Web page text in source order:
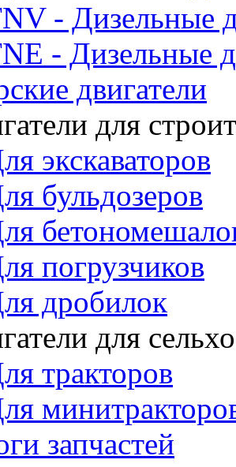
- Дизельные
- Дизельные
двигатели
для
экскаваторов
бульдозеров
погрузчиков
дробилок
для
тракторов
запчастей